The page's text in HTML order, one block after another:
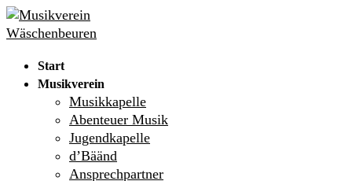
Skip
to
Menu
Close
Start
Musikverein
Musikkapelle
Abenteuer Musik
Jugendkapelle
d’Bäänd
Ansprechpartner